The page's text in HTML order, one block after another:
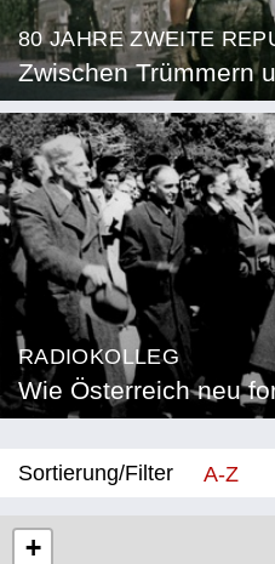
80 JAHRE ZWEITE
Zwischen Trümmern
RADIOKOLLEG
Wie Österreich neu
Sortierung/Filter
A-Z
+